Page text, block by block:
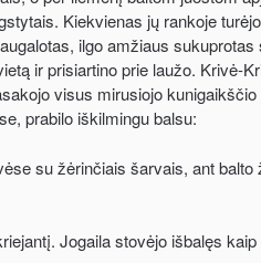
Kiekvienas jų rankoje
ilgo amžiaus
ir prisiartino prie laužo.
visus mirusiojo
prabilo iškilmingu balsu:
su žėrinčiais šarvais, ant
Jogaila stovėjo išbalęs